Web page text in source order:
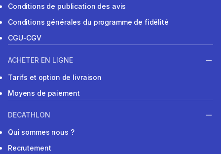
Conditions de publication des avis
Conditions générales du programme de fidélité
CGU-CGV
ACHETER EN LIGNE
Tarifs et option de livraison
Moyens de paiement
DECATHLON
Qui sommes nous ?
Recrutement